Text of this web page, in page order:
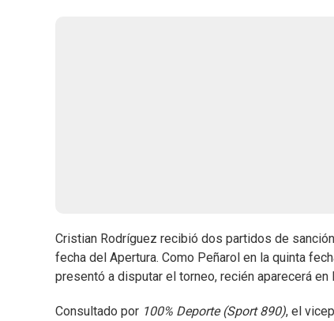
Cristian Rodríguez recibió dos partidos de
fecha del Apertura. Como Peñarol en la quinta
presentó a disputar el torneo, recién aparecerá en
Consultado por 100% Deporte (Sport 890), el